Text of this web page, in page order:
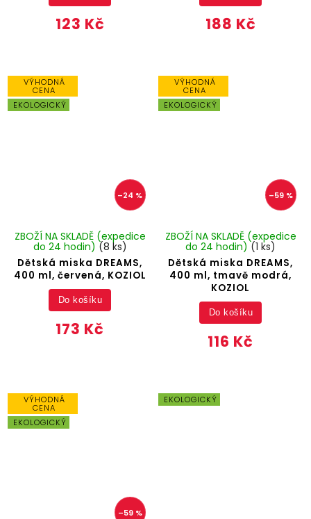
123 Kč 188 Kč
VÝHODNÁ
CENA
EKOLOGICKÝ
–24 %
Dětská miska DREAMS,
400 ml, červená, KOZIOL
ZBOŽÍ NA SKLADĚ (expedice
do 24 hodin) (8 ks)
173 Kč
Do košíku
VÝHODNÁ
CENA
EKOLOGICKÝ
–59 %
Dětská miska DREAMS,
400 ml, tmavě modrá,
KOZIOL
ZBOŽÍ NA SKLADĚ (expedice
do 24 hodin) (1 ks)
116 Kč
Do košíku
VÝHODNÁ
CENA
EKOLOGICKÝ
–59 %
EKOLOGICKÝ